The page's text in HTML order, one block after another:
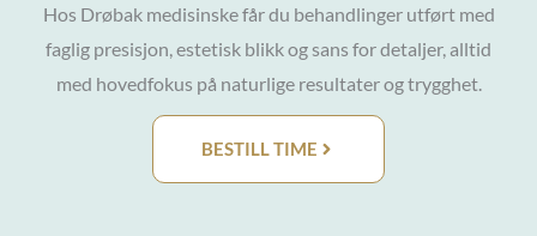
Hos Drøbak medisinske får du behandlinger utført med
faglig presisjon, estetisk blikk og sans for detaljer, alltid
med hovedfokus på naturlige resultater og trygghet.
BESTILL TIME